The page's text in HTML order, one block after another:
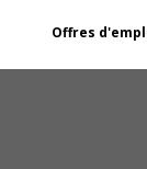
Offres